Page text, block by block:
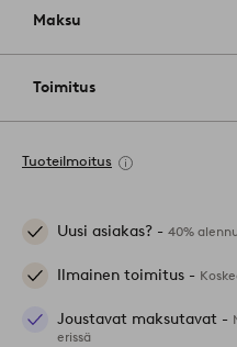
Maksu
Toimitus
Tuoteilmoitus
Uusi asiakas? - 40%
Ilmainen toimitus -
Joustavat maksutavat -
erissä